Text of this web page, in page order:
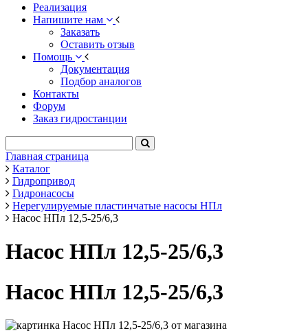
Реализация
Напишите нам
Заказать
Оставить отзыв
Помощь
Документация
Подбор аналогов
Контакты
Форум
Заказ гидростанции
Главная страница
Каталог
Гидропривод
Гидронасосы
Нерегулируемые пластинчатые насосы НПл
Насос НПл 12,5-25/6,3
Насос НПл 12,5-25/6,3
Насос НПл 12,5-25/6,3